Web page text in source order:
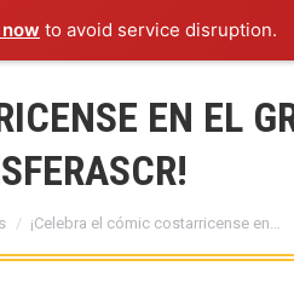
to avoid service disruption.
EN EL
¡Celebra el cómic costarricense en…